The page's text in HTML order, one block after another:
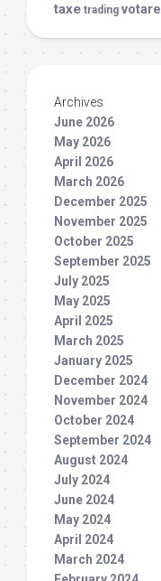
taxe trading votare
Archives
June 2026
May 2026
April 2026
March 2026
December 2025
November 2025
October 2025
September 2025
July 2025
May 2025
April 2025
March 2025
January 2025
December 2024
November 2024
October 2024
September 2024
August 2024
July 2024
June 2024
May 2024
April 2024
March 2024